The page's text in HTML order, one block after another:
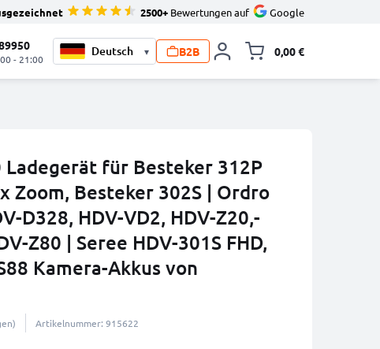
2500+ Bewertungen auf Google
- 21:00
▾ B2B 0,00 €
Ladegerät für Besteker 312P
Zoom, Besteker 302S | Ordro
D328, HDV-VD2, HDV-Z20,-
Z80 | Seree HDV-301S FHD,
Kamera-Akkus von
Artikelnummer: 915622